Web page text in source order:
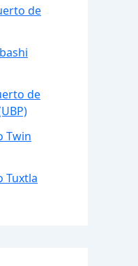
de
de
Twin
Tuxtla